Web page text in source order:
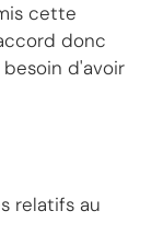
cette
donc
d'avoir
relatifs au